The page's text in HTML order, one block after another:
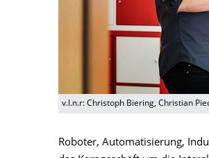
v.l.n.r: Christoph Biering, Christian
Roboter, Automatisierung,